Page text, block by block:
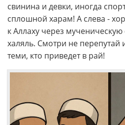
свинина и девки, иногда
сплошной харам! А слева -
к Аллаху через
халяль. Смотри не перепутай
теми, кто приведет в рай!